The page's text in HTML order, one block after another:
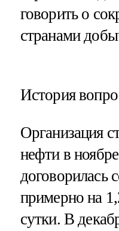
говорить о
странами
История
Организация
нефти в
договорилась
примерно на
сутки. В